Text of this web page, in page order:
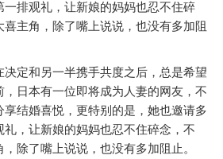
排观礼，让新娘的妈妈也忍不住碎
主角，除了嘴上说说，也没有多加阻
决定和另一半携手共度之后，总是希望
日本有一位即将成为人妻的网友，不
结婚喜悦，更特别的是，她也邀请多
，让新娘的妈妈也忍不住碎念，不
除了嘴上说说，也没有多加阻止。